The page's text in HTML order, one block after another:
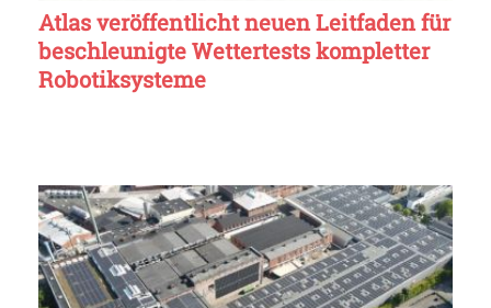
Atlas veröffentlicht neuen Leitfaden für
beschleunigte Wettertests kompletter
Robotiksysteme